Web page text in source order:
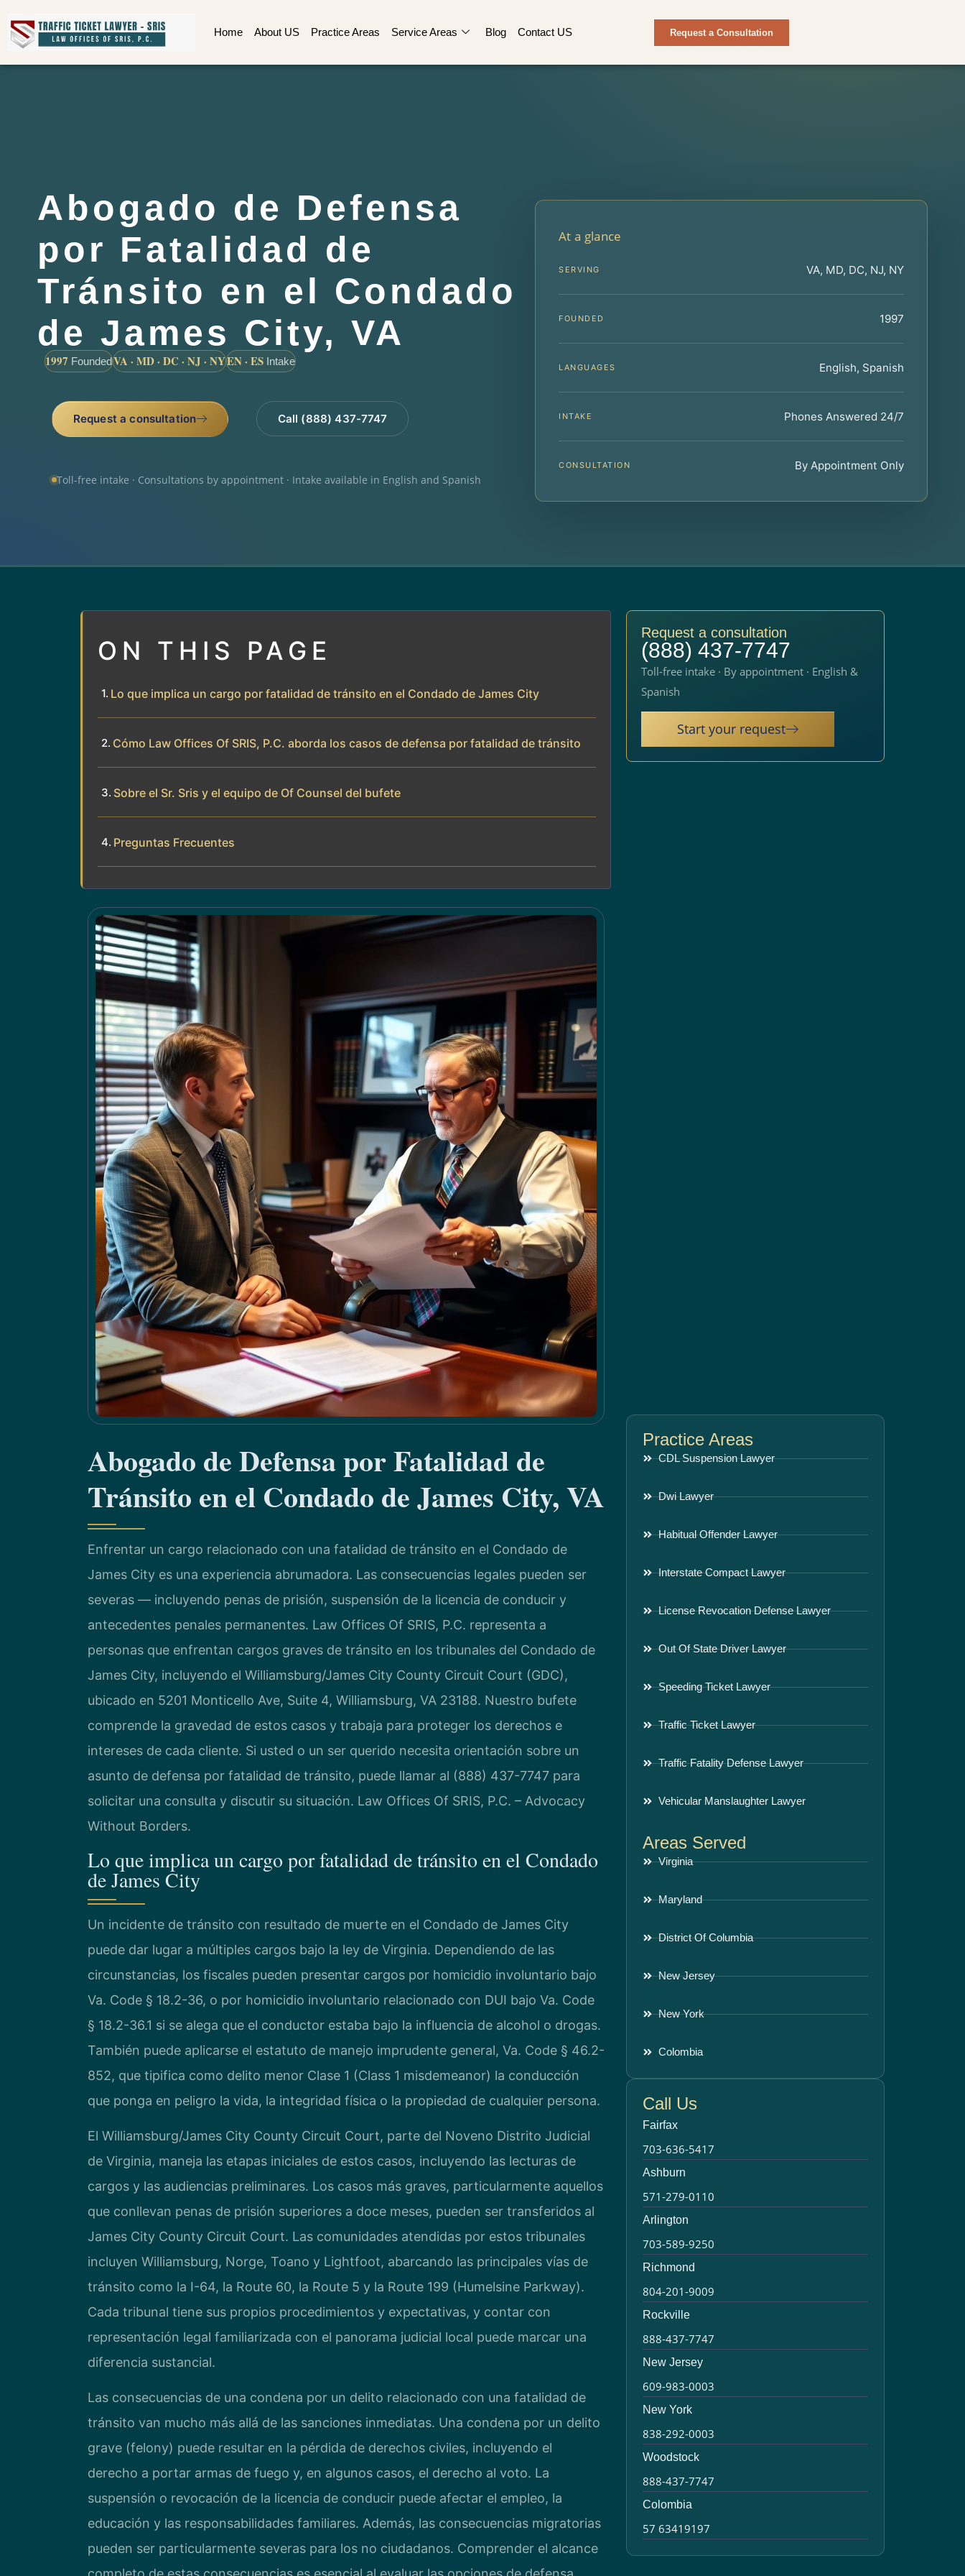
Home About US Practice Areas Service Areas Blog Contact US Request a Consultation
Abogado de Defensa
por Fatalidad de
Tránsito en el Condado
de James City, VA
1997 FoundedVA · MD · DC · NJ · NYEN · ES Intake
Request a consultation Call (888) 437-7747
Toll-free intake · Consultations by appointment · Intake available in English and Spanish
At a glance
SERVING VA, MD, DC, NJ, NY
FOUNDED 1997
LANGUAGES English, Spanish
INTAKE Phones Answered 24/7
CONSULTATION By Appointment Only
ON THIS PAGE
Lo que implica un cargo por fatalidad de tránsito en el Condado de James City
Cómo Law Offices Of SRIS, P.C. aborda los casos de defensa por fatalidad de tránsito
Sobre el Sr. Sris y el equipo de Of Counsel del bufete
Preguntas Frecuentes
Abogado de Defensa por Fatalidad de
Tránsito en el Condado de James City, VA
Enfrentar un cargo relacionado con una fatalidad de tránsito en el Condado de
James City es una experiencia abrumadora. Las consecuencias legales pueden ser
severas — incluyendo penas de prisión, suspensión de la licencia de conducir y
antecedentes penales permanentes. Law Offices Of SRIS, P.C. representa a
personas que enfrentan cargos graves de tránsito en los tribunales del Condado de
James City, incluyendo el Williamsburg/James City County Circuit Court (GDC),
ubicado en 5201 Monticello Ave, Suite 4, Williamsburg, VA 23188. Nuestro bufete
comprende la gravedad de estos casos y trabaja para proteger los derechos e
intereses de cada cliente. Si usted o un ser querido necesita orientación sobre un
asunto de defensa por fatalidad de tránsito, puede llamar al (888) 437-7747 para
solicitar una consulta y discutir su situación. Law Offices Of SRIS, P.C. – Advocacy
Without Borders.
Lo que implica un cargo por fatalidad de tránsito en el Condado
de James City
Un incidente de tránsito con resultado de muerte en el Condado de James City
puede dar lugar a múltiples cargos bajo la ley de Virginia. Dependiendo de las
circunstancias, los fiscales pueden presentar cargos por homicidio involuntario bajo
Va. Code § 18.2-36, o por homicidio involuntario relacionado con DUI bajo Va. Code
§ 18.2-36.1 si se alega que el conductor estaba bajo la influencia de alcohol o drogas.
También puede aplicarse el estatuto de manejo imprudente general, Va. Code § 46.2-
852, que tipifica como delito menor Clase 1 (Class 1 misdemeanor) la conducción
que ponga en peligro la vida, la integridad física o la propiedad de cualquier persona.
El Williamsburg/James City County Circuit Court, parte del Noveno Distrito Judicial
de Virginia, maneja las etapas iniciales de estos casos, incluyendo las lecturas de
cargos y las audiencias preliminares. Los casos más graves, particularmente aquellos
que conllevan penas de prisión superiores a doce meses, pueden ser transferidos al
James City County Circuit Court. Las comunidades atendidas por estos tribunales
incluyen Williamsburg, Norge, Toano y Lightfoot, abarcando las principales vías de
tránsito como la I-64, la Route 60, la Route 5 y la Route 199 (Humelsine Parkway).
Cada tribunal tiene sus propios procedimientos y expectativas, y contar con
representación legal familiarizada con el panorama judicial local puede marcar una
diferencia sustancial.
Las consecuencias de una condena por un delito relacionado con una fatalidad de
tránsito van mucho más allá de las sanciones inmediatas. Una condena por un delito
grave (felony) puede resultar en la pérdida de derechos civiles, incluyendo el
derecho a portar armas de fuego y, en algunos casos, el derecho al voto. La
suspensión o revocación de la licencia de conducir puede afectar el empleo, la
educación y las responsabilidades familiares. Además, las consecuencias migratorias
pueden ser particularmente severas para los no ciudadanos. Comprender el alcance
Request a consultation
(888) 437-7747
Toll-free intake · By appointment · English &
Spanish
Start your request
Practice Areas
CDL Suspension Lawyer
Dwi Lawyer
Habitual Offender Lawyer
Interstate Compact Lawyer
License Revocation Defense Lawyer
Out Of State Driver Lawyer
Speeding Ticket Lawyer
Traffic Ticket Lawyer
Traffic Fatality Defense Lawyer
Vehicular Manslaughter Lawyer
Areas Served
Virginia
Maryland
District Of Columbia
New Jersey
New York
Colombia
Call Us
Fairfax
703-636-5417
Ashburn
571-279-0110
Arlington
703-589-9250
Richmond
804-201-9009
Rockville
888-437-7747
New Jersey
609-983-0003
New York
838-292-0003
Woodstock
888-437-7747
Colombia
57 63419197